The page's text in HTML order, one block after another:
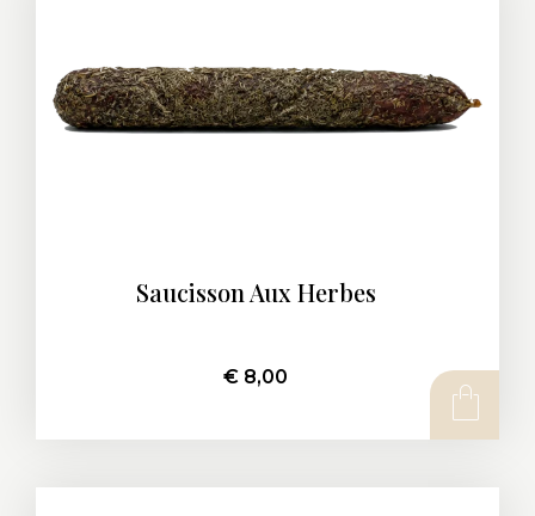
Saucisson Aux Herbes
€ 8,00